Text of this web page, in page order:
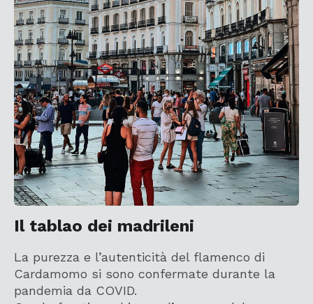
Il tablao dei madrileni
La purezza e l’autenticità del flamenco di
Cardamomo si sono confermate durante la
pandemia da COVID.